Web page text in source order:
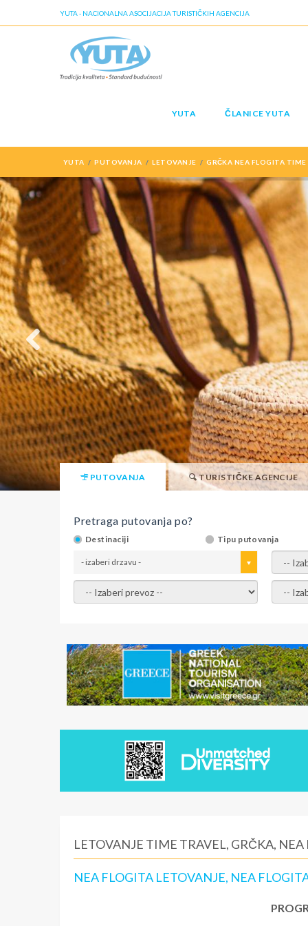
YUTA - NACIONALNA ASOCIJACIJA TURISTIČKIH AGENCIJA
YUTA ČLANICE YUTA
YUTA PUTOVANJA LETOVANJE GRČKA NEA FLOGITA TIME
PUTOVANJA TURISTIČKE AGENCIJE
Pretraga putovanja po?
Destinaciji Tipu putovanja
- izaberi drzavu - -
- izaberi prevoz - -
LETOVANJE TIME TRAVEL, GRČKA, NEA
NEA FLOGITA LETOVANJE, NEA